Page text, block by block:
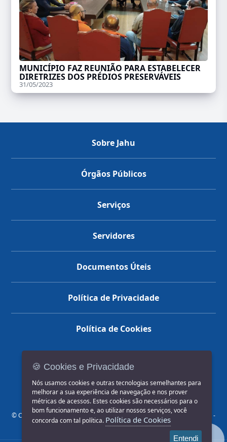
MUNICÍPIO FAZ REUNIÃO PARA ESTABELECER
DIRETRIZES DOS PRÉDIOS PRESERVÁVEIS
31/05/2023
Sobre Jahu
Órgãos Públicos
Serviços
Servidores
Documentos Úteis
Política de Privacidade
Política de Cookies
© COPYRIGHT 2026, Prefeitura Municipal de Jahu | Rua Paissandu, 444 -
Centro CEP: 17201-900
🍪 Cookies e Privacidade
Nós usamos cookies e outras tecnologias semelhantes para
melhorar a sua experiência de navegação e nos prover
métricas de acessos. Estes cookies são necessários para o
bom funcionamento e, ao utilizar nossos serviços, você
concorda com tal política. Política de Cookies
Entendi